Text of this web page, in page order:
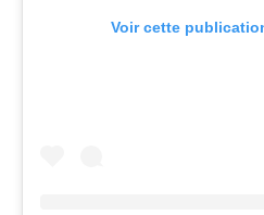
Voir cette